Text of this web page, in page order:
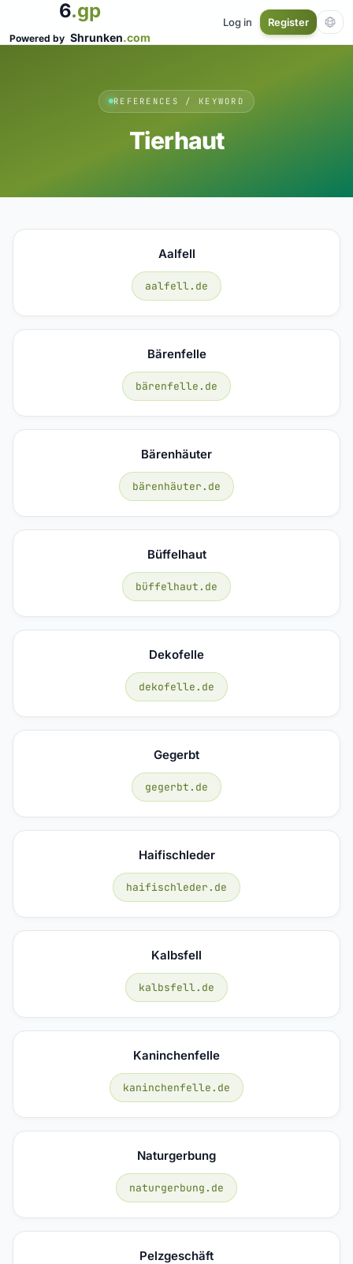
6.gp
Powered by Shrunken.com
Log in Register
REFERENCES / KEYWORD
Tierhaut
Aalfell
aalfell.de
Bärenfelle
bärenfelle.de
Bärenhäuter
bärenhäuter.de
Büffelhaut
büffelhaut.de
Dekofelle
dekofelle.de
Gegerbt
gegerbt.de
Haifischleder
haifischleder.de
Kalbsfell
kalbsfell.de
Kaninchenfelle
kaninchenfelle.de
Naturgerbung
naturgerbung.de
Pelzgeschäft